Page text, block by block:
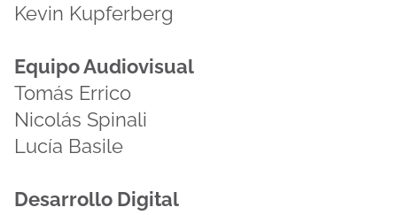
Kevin Kupferberg
Equipo Audiovisual
Tomás Errico
Nicolás Spinali
Lucía Basile
Desarrollo Digital